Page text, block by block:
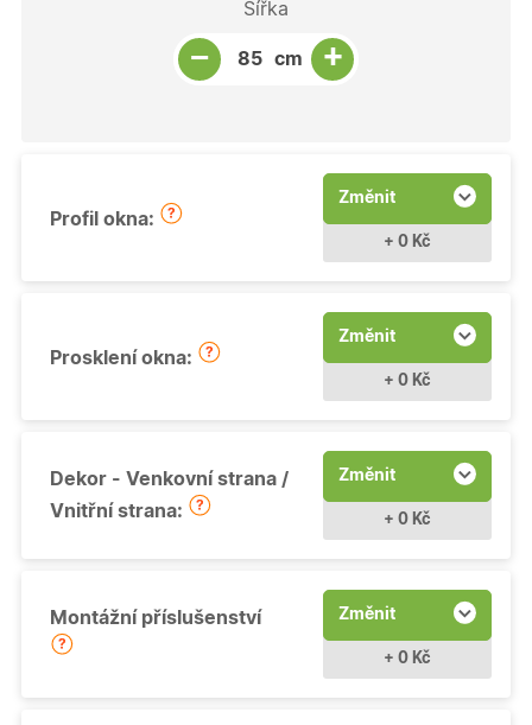
Šířka
−
Snížit množství
Počet kusů
cm +
Zvýšit množství
Profil okna:
Změnit
+ 0 Kč
Prosklení okna:
Změnit
+ 0 Kč
Dekor - Venkovní strana /
Vnitřní strana:
Změnit
+ 0 Kč
Montážní příslušenství Změnit
+ 0 Kč